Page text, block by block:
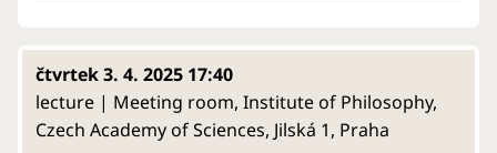
čtvrtek 3. 4. 2025 17:40
lecture | Meeting room, Institute of Philosophy,
Czech Academy of Sciences, Jilská 1, Praha